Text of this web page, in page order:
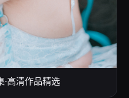
高清作品精选